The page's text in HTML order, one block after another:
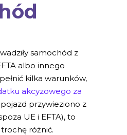
samochód z
albo innego
kilka warunków,
akcyzowego za
pojazd przywieziono z
UE i EFTA), to
różnić.